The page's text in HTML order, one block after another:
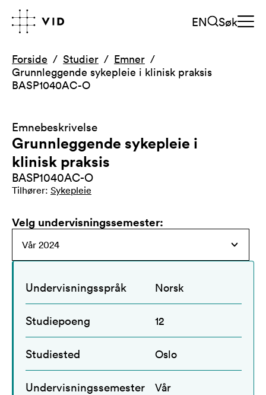
EN Søk
Forside Studier
Emner
Grunnleggende sykepleie i klinisk praksis
BASP1040AC-O
Emnebeskrivelse
Grunnleggende sykepleie i
klinisk praksis
BASP1040AC-O
Tilhører: Sykepleie
Velg undervisningssemester:
Undervisningsspråk Norsk
Studiepoeng 12
Studiested Oslo
Undervisningssemester Vår